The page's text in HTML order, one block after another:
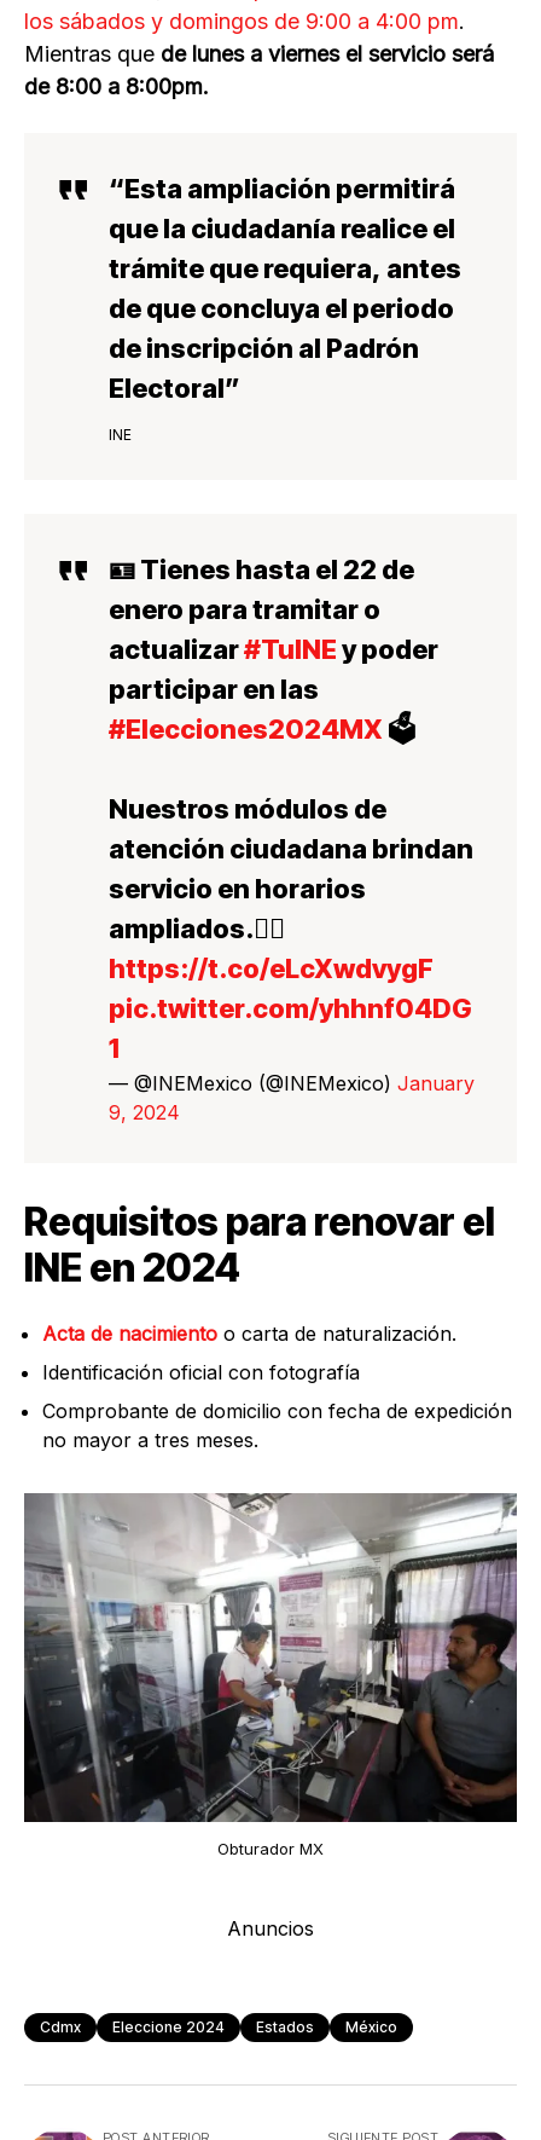
los sábados y domingos de 9:00 a 4:00 pm.
Mientras que de lunes a viernes el servicio será
de 8:00 a 8:00pm.
“Esta ampliación permitirá
que la ciudadanía realice el
trámite que requiera, antes
de que concluya el periodo
de inscripción al Padrón
Electoral”
INE
🪪 Tienes hasta el 22 de
enero para tramitar o
actualizar#TuINEy poder
participar en las
#Elecciones2024MX 🗳️
Nuestros módulos de
atención ciudadana brindan
servicio en horarios
ampliados.👇🏼
https://t.co/eLcXwdvygF
pic.twitter.com/yhhnf04DG
1
— @INEMexico (@INEMexico) January
9, 2024
Requisitos para renovar el
INE en 2024
Acta de nacimiento o carta de naturalización.
Identificación oficial con fotografía
Comprobante de domicilio con fecha de expedición
no mayor a tres meses.
Obturador MX
Anuncios
Cdmx Eleccione 2024 Estados México